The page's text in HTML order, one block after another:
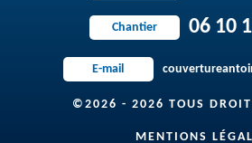
Chantier 06 10
E-mail
©2026 - 2026 TOUS
MENTIONS